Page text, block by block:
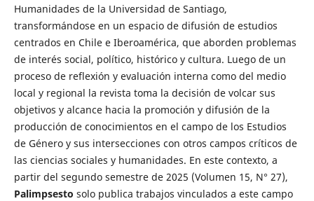
Humanidades de la Universidad de Santiago,
transformándose en un espacio de difusión de estudios
centrados en Chile e Iberoamérica, que aborden problemas
de interés social, político, histórico y cultura. Luego de un
proceso de reflexión y evaluación interna como del medio
local y regional la revista toma la decisión de volcar sus
objetivos y alcance hacia la promoción y difusión de la
producción de conocimientos en el campo de los Estudios
de Género y sus intersecciones con otros campos críticos de
las ciencias sociales y humanidades. En este contexto, a
partir del segundo semestre de 2025 (Volumen 15, N° 27),
Palimpsesto solo publica trabajos vinculados a este campo